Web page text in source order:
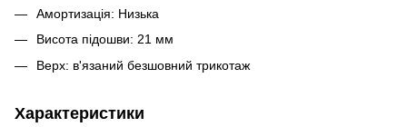
Амортизація: Низька
Висота підошви: 21 мм
Верх: в'язаний безшовний трикотаж
Характеристики